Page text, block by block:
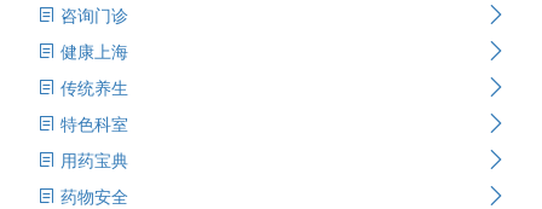
咨询门诊
健康上海
传统养生
特色科室
用药宝典
药物安全